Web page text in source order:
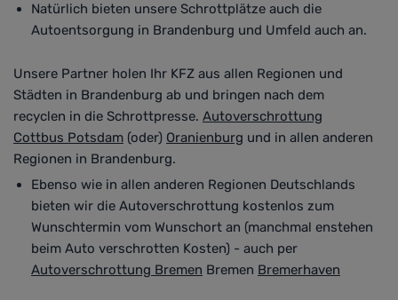
Natürlich bieten unsere Schrottplätze auch die
Autoentsorgung in Brandenburg und Umfeld auch an.
Unsere Partner holen Ihr KFZ aus allen Regionen und
Städten in Brandenburg ab und bringen nach dem
recyclen in die Schrottpresse. Autoverschrottung
Cottbus Potsdam (oder) Oranienburg und in allen anderen
Regionen in Brandenburg.
Ebenso wie in allen anderen Regionen Deutschlands
bieten wir die Autoverschrottung kostenlos zum
Wunschtermin vom Wunschort an (manchmal enstehen
beim Auto verschrotten Kosten) - auch per
Autoverschrottung Bremen Bremen Bremerhaven